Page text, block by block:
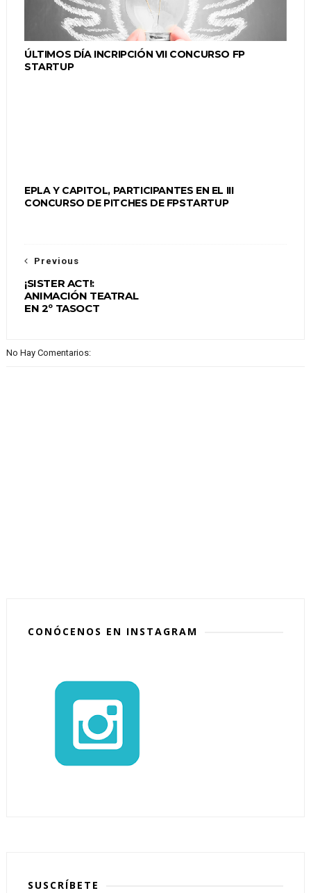
ÚLTIMOS DÍA INCRIPCIÓN VII CONCURSO FP
STARTUP
EPLA Y CAPITOL, PARTICIPANTES EN EL III
CONCURSO DE PITCHES DE FPSTARTUP
Previous
¡SISTER ACT!:
ANIMACIÓN TEATRAL
EN 2º TASOCT
No Hay Comentarios:
CONÓCENOS EN INSTAGRAM
SUSCRÍBETE